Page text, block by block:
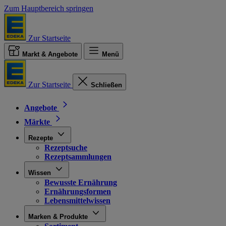
Zum Hauptbereich springen
Zur Startseite
Markt & Angebote Menü
Zur Startseite Schließen
Angebote
Märkte
Rezepte
Rezeptsuche
Rezeptsammlungen
Wissen
Bewusste Ernährung
Ernährungsformen
Lebensmittelwissen
Marken & Produkte